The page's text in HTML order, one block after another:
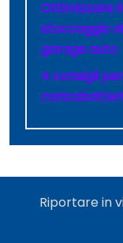
Ottimizzate
stoccaggio
garage auto
4 consigli
Riportare in